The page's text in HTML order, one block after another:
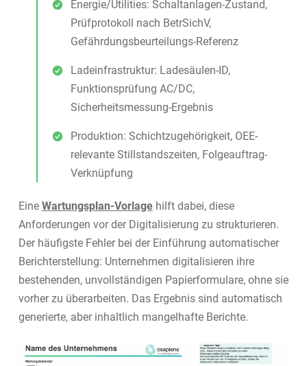
Energie/Utilities: Schaltanlagen-Zustand,
Prüfprotokoll nach BetrSichV,
Gefährdungsbeurteilungs-Referenz
Ladeinfrastruktur: Ladesäulen-ID,
Funktionsprüfung AC/DC,
Sicherheitsmessung-Ergebnis
Produktion: Schichtzugehörigkeit, OEE-
relevante Stillstandszeiten, Folgeauftrag-
Verknüpfung
Eine Wartungsplan-Vorlagehilft dabei, diese
Anforderungen vor der Digitalisierung zu strukturieren.
Der häufigste Fehler bei der Einführung automatischer
Berichterstellung: Unternehmen digitalisieren ihre
bestehenden, unvollständigen Papierformulare, ohne sie
vorher zu überarbeiten. Das Ergebnis sind automatisch
generierte, aber inhaltlich mangelhafte Berichte.